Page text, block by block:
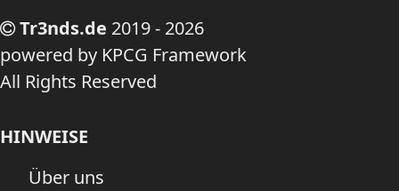
Tr3nds.de 2019 - 2026
powered by KPCG Framework
All Rights Reserved
HINWEISE
Über uns